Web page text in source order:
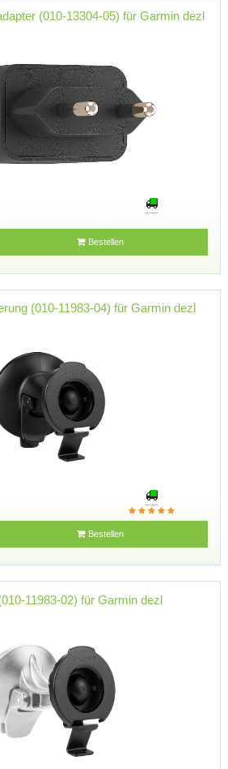
(010-13304-05) für Garmin dezl
Bestellen
(010-11983-04) für Garmin dezl
Bestellen
11983-02) für Garmin dezl